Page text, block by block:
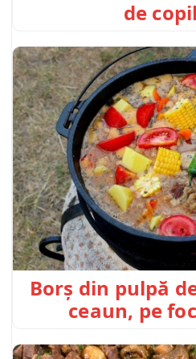
de
Borș din pulpă
ceaun, pe